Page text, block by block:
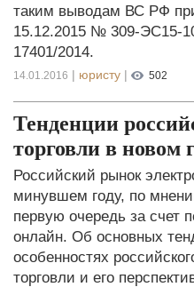
таким выводам ВС РФ
15.12.2015 № 309-ЭС15-
17401/2014.
14.01.2016 | юристу | 502
Тенденции
торговли в новом
Российский рынок
минувшем году, по
первую очередь за счет
онлайн. Об основных
особенностях
торговли и его